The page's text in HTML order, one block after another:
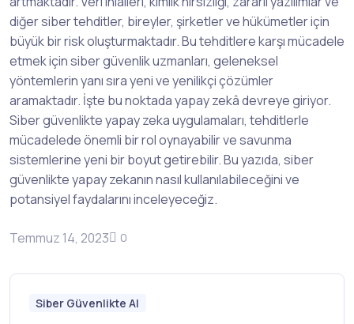
diğer siber tehditler, bireyler, şirketler ve hükümetler için
büyük bir risk oluşturmaktadır. Bu tehditlere karşı mücadele
etmek için siber güvenlik uzmanları, geleneksel
yöntemlerin yanı sıra yeni ve yenilikçi çözümler
aramaktadır. İşte bu noktada yapay zekâ devreye giriyor.
Siber güvenlikte yapay zeka uygulamaları, tehditlerle
mücadelede önemli bir rol oynayabilir ve savunma
sistemlerine yeni bir boyut getirebilir. Bu yazıda, siber
güvenlikte yapay zekanın nasıl kullanılabileceğini ve
potansiyel faydalarını inceleyeceğiz.
Temmuz 14, 2023 0
Siber Güvenlikte AI